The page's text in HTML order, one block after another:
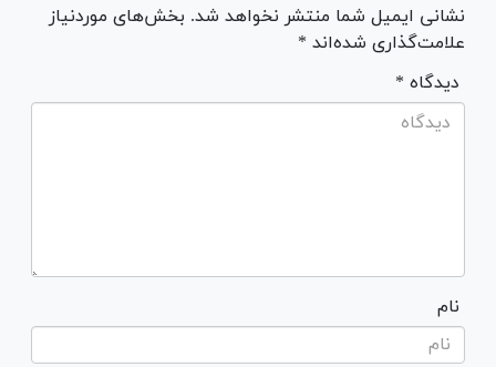
نشانی ایمیل شما منتشر نخواهد شد. بخش‌های موردنیاز
علامت‌گذاری شده‌اند *
* دیدگاه
نام